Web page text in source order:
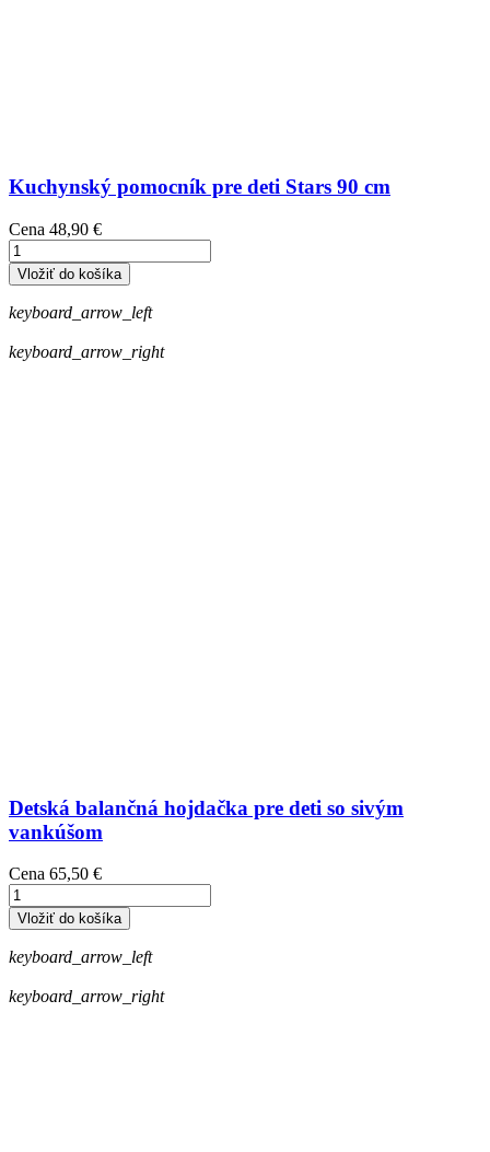
Kuchynský pomocník pre deti Stars 90 cm
Cena 48,90 €
Vložiť do košíka
keyboard_arrow_left
keyboard_arrow_right
Detská balančná hojdačka pre deti so sivým
vankúšom
Cena 65,50 €
Vložiť do košíka
keyboard_arrow_left
keyboard_arrow_right